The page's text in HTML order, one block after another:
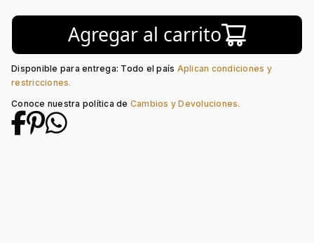
Longitud: 42
Tipo de terminado:
Liso
Tipo de Broche:
Pico Loro
Agregar al carrito
Disponible para entrega: Todo el país Aplican condiciones y
restricciones.
Conoce nuestra política de Cambios y Devoluciones.